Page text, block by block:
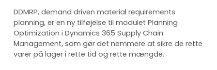
DDMRP, demand driven material requirements
planning, er en ny tilføjelse til modulet Planning
Optimization i Dynamics 365 Supply Chain
Management, som gør det nemmere at sikre de rette
varer på lager i rette tid og rette mængde.